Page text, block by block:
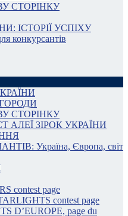
СТОРІНКУ
ІСТОРІЇ УСПІХУ
конкурсантів
СТОРІНКУ
АЛЕЇ ЗІРОК УКРАЇНИ
Україна, Європа, світ
contest page
contest page
D’EUROPE, page du